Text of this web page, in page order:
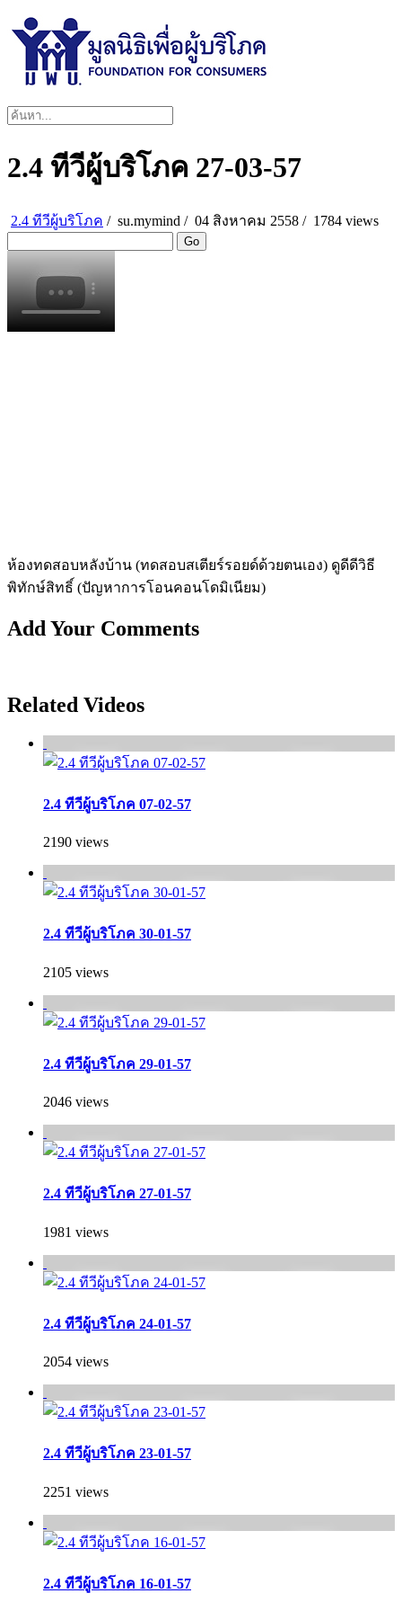
2.4 ทีวีผู้บริโภค 27-03-57
2.4 ทีวีผู้บริโภค / su.mymind / 04 สิงหาคม 2558 / 1784 views
Go
ห้องทดสอบหลังบ้าน (ทดสอบสเตียร์รอยด์ด้วยตนเอง) ดูดีดีวิธี
พิทักษ์สิทธิ์ (ปัญหาการโอนคอนโดมิเนียม)
Add Your Comments
Related Videos
2.4 ทีวีผู้บริโภค 07-02-57
2190 views
2.4 ทีวีผู้บริโภค 30-01-57
2105 views
2.4 ทีวีผู้บริโภค 29-01-57
2046 views
2.4 ทีวีผู้บริโภค 27-01-57
1981 views
2.4 ทีวีผู้บริโภค 24-01-57
2054 views
2.4 ทีวีผู้บริโภค 23-01-57
2251 views
2.4 ทีวีผู้บริโภค 16-01-57